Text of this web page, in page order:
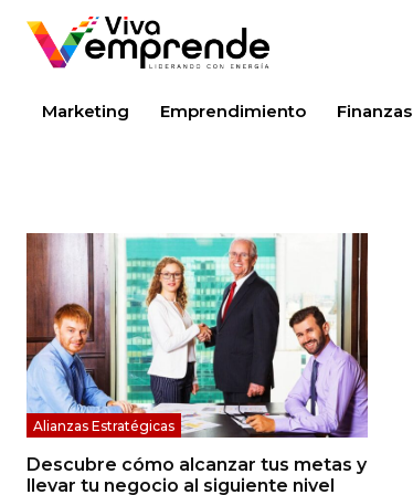
Marketing Emprendimiento Finanzas
Alianzas Estratégicas
Descubre cómo alcanzar tus metas y
llevar tu negocio al siguiente nivel